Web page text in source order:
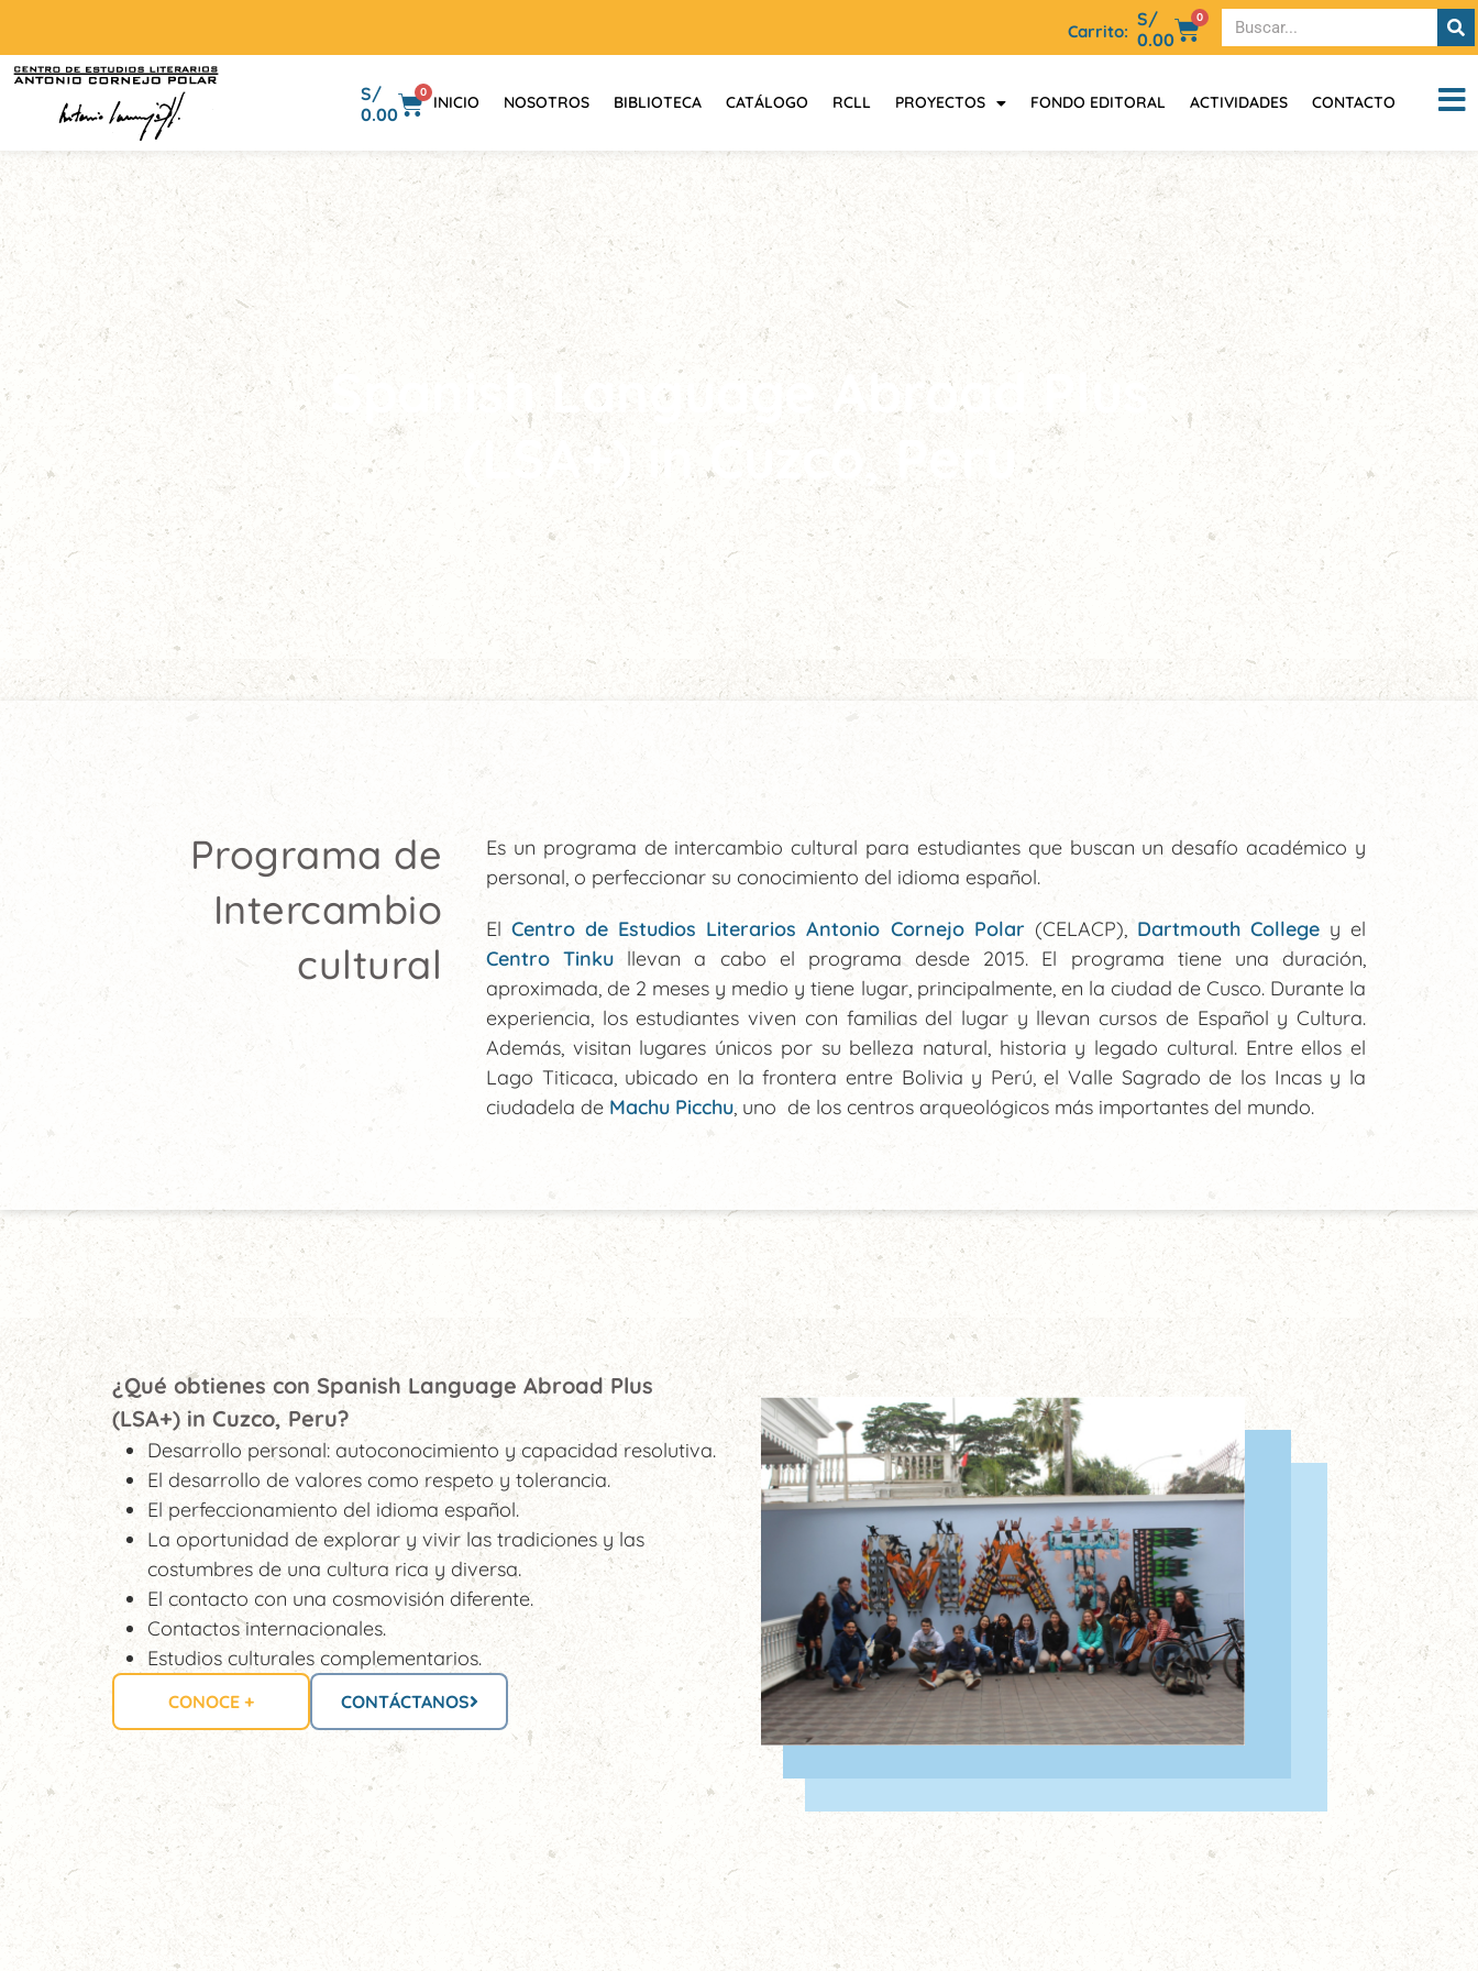
Carrito:
S/
0.00
0
S/
0.00
0
INICIO NOSOTROS BIBLIOTECA CATÁLOGO RCLL PROYECTOS FONDO EDITORAL ACTIVIDADES CONTACTO
Spanish Language Abroad Plus
(LSA+) in Cuzco, Peru
Programa de
Intercambio
cultural
Es un programa de intercambio cultural para estudiantes que buscan un desafío académico y
personal, o perfeccionar su conocimiento del idioma español.
ElCentro de Estudios Literarios Antonio Cornejo Polar (CELACP), Dartmouth Collegey el
Centro Tinku llevan a cabo el programa desde 2015. El programa tiene una duración,
aproximada, de 2 meses y medio y tiene lugar, principalmente, en la ciudad de Cusco. Durante la
experiencia, los estudiantes viven con familias del lugar y llevan cursos de Español y Cultura.
Además, visitan lugares únicos por su belleza natural, historia y legado cultural. Entre ellos el
Lago Titicaca, ubicado en la frontera entre Bolivia y Perú, el Valle Sagrado de los Incas y la
ciudadela de Machu Picchu, uno de los centros arqueológicos más importantes del mundo.
¿Qué obtienes con Spanish Language Abroad Plus
(LSA+) in Cuzco, Peru?
Desarrollo personal: autoconocimiento y capacidad resolutiva.
El desarrollo de valores como respeto y tolerancia.
El perfeccionamiento del idioma español.
La oportunidad de explorar y vivir las tradiciones y las
costumbres de una cultura rica y diversa.
El contacto con una cosmovisión diferente.
Contactos internacionales.
Estudios culturales complementarios.
CONOCE + CONTÁCTANOS